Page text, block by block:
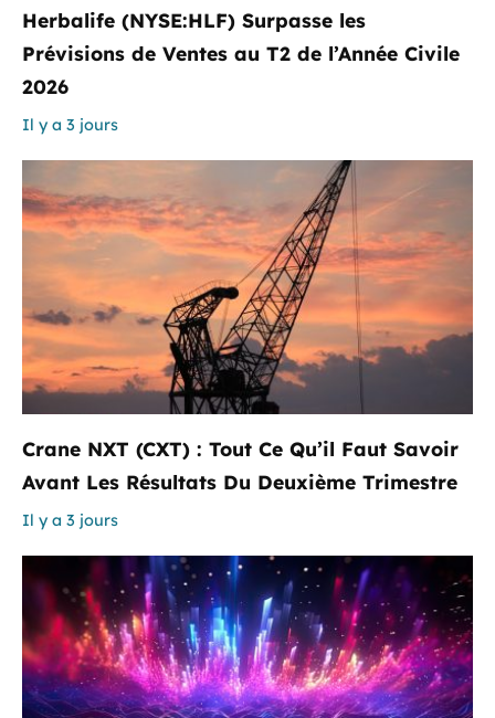
Herbalife (NYSE:HLF) Surpasse les
Prévisions de Ventes au T2 de l’Année Civile
2026
Il y a 3 jours
Crane NXT (CXT) : Tout Ce Qu’il Faut Savoir
Avant Les Résultats Du Deuxième Trimestre
Il y a 3 jours